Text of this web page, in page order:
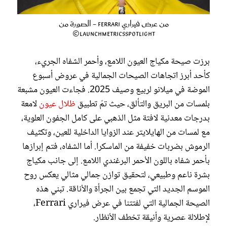
من عرض فيراري Ferrari - الصورة من
LaunchmetricsSpotlight©
برزت صيحة مكياج العيون اللامع، وأحمر الشفاه الجريء،
كأحد أبرز اتجاهات الصيحات الجمالية في عروض أسبوع
الموضة في ميلانو لربيع وصيف 2025. فجاءت العيون مشبعة
بلمسات من البريق والتألق، حيث تمّ تطبيق ظلال عيونلامعة
بدرجات معدنية لافتة مثل الذهبي على كامل الجفون العلوية،
مع لمسات من الهايلايتر عند الزوايا الداخلية للعين، وتكثيف
الرموش بضربات خفيفة من الماسكرا. أما الشفاه، فتم إبرازها
بأحمر شفاه باللون الأحمر البرغندي اللامع. إلى جانب مكياج
بشرة ناعم وطبيعي، لتحقيق توازن جمالي مثالي يعكس روح
الموسم الجديد التي تجمع بين الجرأة والأناقة. تبني هذه
الصيحة الجمالية التي لفتتنا في عرض فيراري Ferrari،
لإطلالة عصرية وأنيقة تخطف الأنظار.